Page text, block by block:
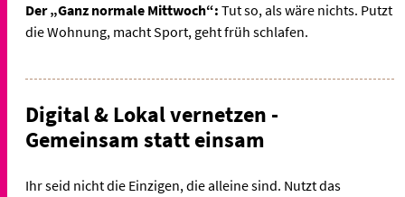
Der „Ganz normale Mittwoch“: Tut so, als wäre nichts. Putzt
die Wohnung, macht Sport, geht früh schlafen.
Digital & Lokal vernetzen -
Gemeinsam statt einsam
Ihr seid nicht die Einzigen, die alleine sind. Nutzt das